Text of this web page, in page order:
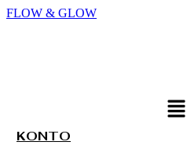
FLOW & GLOW
KONTO